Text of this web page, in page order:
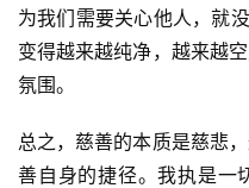
僧
音
僧
访
为我们需要关心他人，就
变得越来越纯净，越来越
氛围。
总之，慈善的本质是慈悲
善自身的捷径。我执是一